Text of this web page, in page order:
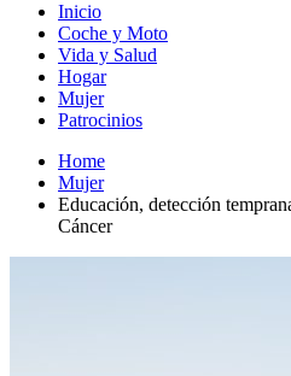
Inicio
Coche y Moto
Vida y Salud
Hogar
Mujer
Patrocinios
Home
Mujer
Educación, detección
Cáncer